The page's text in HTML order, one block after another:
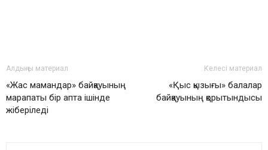
Алдыңғы материал
«Жас мамандар» байқауының
марапаты бір апта ішінде
жіберіледі
Келесі материал
«Қыс қызығы» балалар
байқауының қорытындысы